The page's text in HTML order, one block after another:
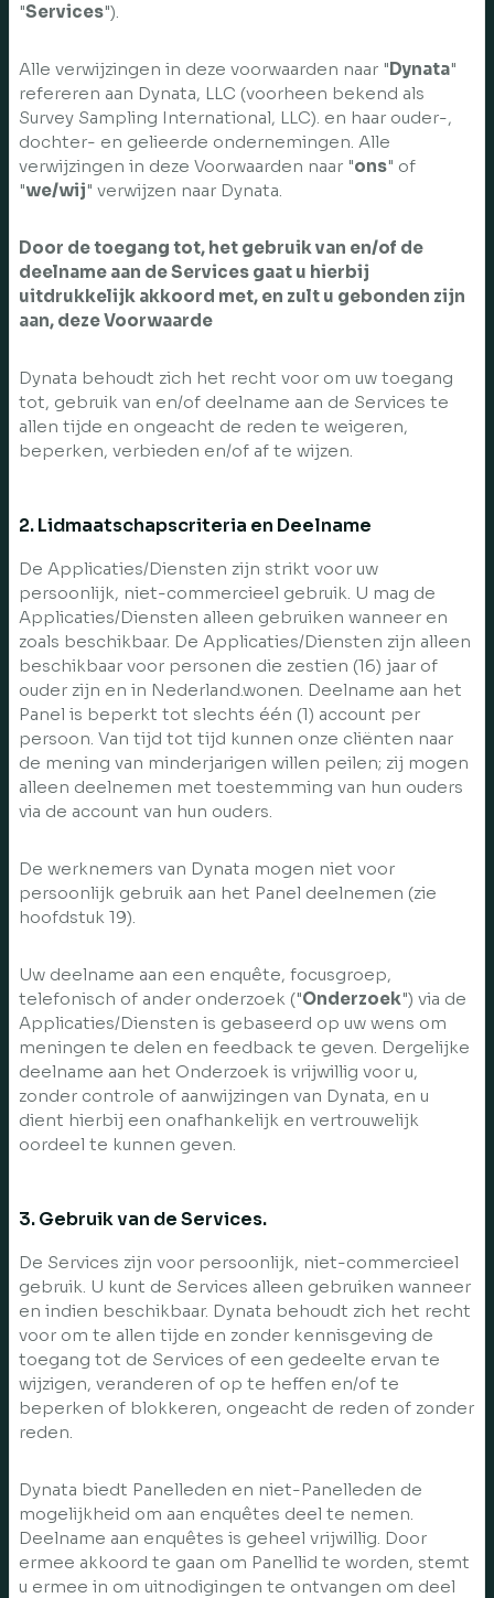
"Services").
Alle verwijzingen in deze voorwaarden naar "Dynata"
refereren aan Dynata, LLC (voorheen bekend als
Survey Sampling International, LLC). en haar ouder-,
dochter- en gelieerde ondernemingen. Alle
verwijzingen in deze Voorwaarden naar "ons" of
"we/wij" verwijzen naar Dynata.
Door de toegang tot, het gebruik van en/of de
deelname aan de Services gaat u hierbij
uitdrukkelijk akkoord met, en zult u gebonden zijn
aan, deze Voorwaarde
Dynata behoudt zich het recht voor om uw toegang
tot, gebruik van en/of deelname aan de Services te
allen tijde en ongeacht de reden te weigeren,
beperken, verbieden en/of af te wijzen.
2. Lidmaatschapscriteria en Deelname
De Applicaties/Diensten zijn strikt voor uw
persoonlijk, niet-commercieel gebruik. U mag de
Applicaties/Diensten alleen gebruiken wanneer en
zoals beschikbaar. De Applicaties/Diensten zijn alleen
beschikbaar voor personen die zestien (16) jaar of
ouder zijn en in Nederland.wonen. Deelname aan het
Panel is beperkt tot slechts één (1) account per
persoon. Van tijd tot tijd kunnen onze cliënten naar
de mening van minderjarigen willen peilen; zij mogen
alleen deelnemen met toestemming van hun ouders
via de account van hun ouders.
De werknemers van Dynata mogen niet voor
persoonlijk gebruik aan het Panel deelnemen (zie
hoofdstuk 19).
Uw deelname aan een enquête, focusgroep,
telefonisch of ander onderzoek ("Onderzoek") via de
Applicaties/Diensten is gebaseerd op uw wens om
meningen te delen en feedback te geven. Dergelijke
deelname aan het Onderzoek is vrijwillig voor u,
zonder controle of aanwijzingen van Dynata, en u
dient hierbij een onafhankelijk en vertrouwelijk
oordeel te kunnen geven.
3. Gebruik van de Services.
De Services zijn voor persoonlijk, niet-commercieel
gebruik. U kunt de Services alleen gebruiken wanneer
en indien beschikbaar. Dynata behoudt zich het recht
voor om te allen tijde en zonder kennisgeving de
toegang tot de Services of een gedeelte ervan te
wijzigen, veranderen of op te heffen en/of te
beperken of blokkeren, ongeacht de reden of zonder
reden.
Dynata biedt Panelleden en niet-Panelleden de
mogelijkheid om aan enquêtes deel te nemen.
Deelname aan enquêtes is geheel vrijwillig. Door
ermee akkoord te gaan om Panellid te worden, stemt
u ermee in om uitnodigingen te ontvangen om deel